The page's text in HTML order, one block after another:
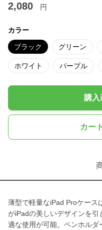
2,080 円
カラー
ブラック グリーン
ホワイト パープル
購入
カー
薄型で軽量なiPad Proケース
がiPadの美しいデザインを
適な使用が可能。ペンホル